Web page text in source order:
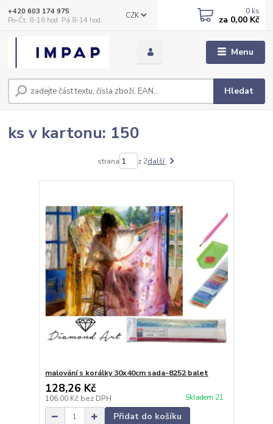
Menu
CZK
Hledat
+420 603 174 975
Po-Čt, 8-16 hod. Pá 8-14 hod.
0 ks
za 0,00 Kč
ks v kartonu: 150
strana z 2další
malování s korálky 30x40cm sada-8252 balet
128,26 Kč
106,00 Kč bez DPH Skladem 21
Přidat do košíku